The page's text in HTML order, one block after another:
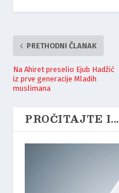
PRETHODNI ČLANAK
Na Ahiret preselio Ejub Hadžić
iz prve generacije Mladih
muslimana
PROČITAJTE I...